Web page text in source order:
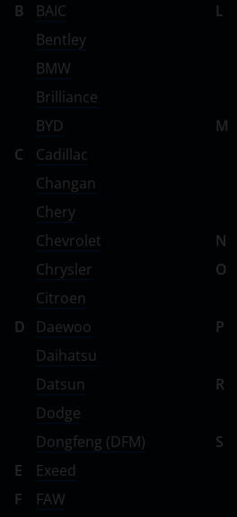
B
BAIC
Bentley
BMW
Brilliance
BYD
C
Cadillac
Changan
Chery
Chevrolet
Chrysler
Citroen
D
Daewoo
Daihatsu
Datsun
Dodge
Dongfeng (DFM)
E
Exeed
F
FAW
L
M
N
O
P
R
S